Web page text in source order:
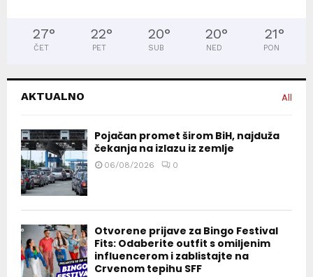
27°
ČET
22°
PET
20°
SUB
20°
NED
21°
PON
AKTUALNO All
Pojačan promet širom BiH, najduža
čekanja na izlazu iz zemlje
06/08/2026 0
Otvorene prijave za Bingo Festival
Fits: Odaberite outfit s omiljenim
influencerom i zablistajte na
Crvenom tepihu SFF